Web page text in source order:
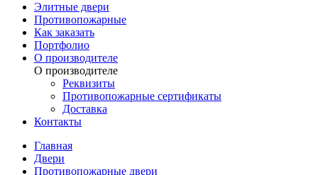
Элитные двери
Противопожарные
Как заказать
Портфолио
О производителе
О производителе
Реквизиты
Противопожарные сертификаты
Доставка
Контакты
Главная
Двери
Противопожарные двери